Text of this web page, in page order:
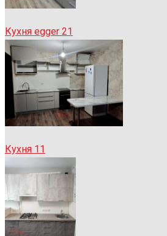
Кухня egger 21
Кухня 11